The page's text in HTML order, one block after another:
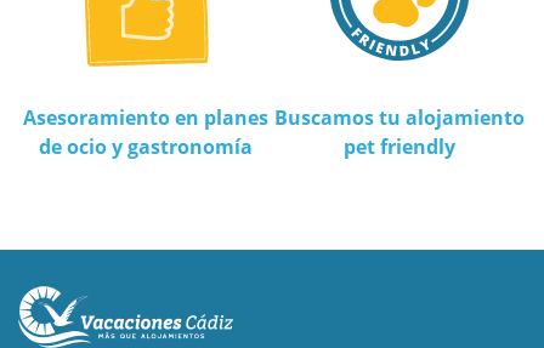
Asesoramiento en planes
de ocio y gastronomía
Buscamos tu alojamiento
pet friendly